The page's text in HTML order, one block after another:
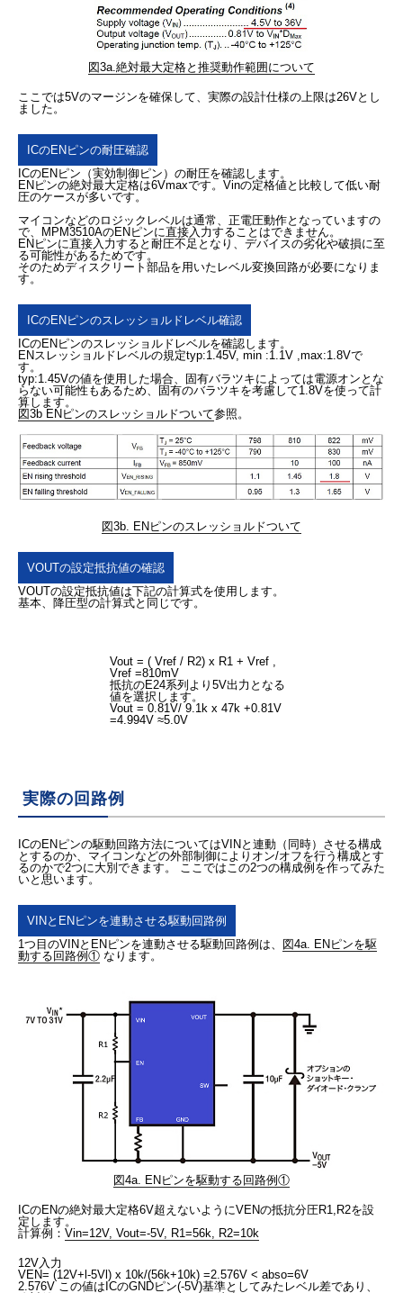
図3a.絶対最大定格と推奨動作範囲について
ここでは5Vのマージンを確保して、実際の設計仕様の上限は26Vとし
ました。
ICのENピンの耐圧確認
ICのENピン（実効制御ピン）の耐圧を確認します。
ENピンの絶対最大定格は6Vmaxです。Vinの定格値と比較して低い耐
圧のケースが多いです。
マイコンなどのロジックレベルは通常、正電圧動作となっていますの
で、MPM3510AのENピンに直接入力することはできません。
ENピンに直接入力すると耐圧不足となり、デバイスの劣化や破損に至
る可能性があるためです。
そのためディスクリート部品を用いたレベル変換回路が必要になりま
す。
ICのENピンのスレッショルドレベル確認
ICのENピンのスレッショルドレベルを確認します。
ENスレッショルドレベルの規定typ:1.45V, min :1.1V ,max:1.8Vで
す。
typ:1.45Vの値を使用した場合、固有バラツキによっては電源オンとな
らない可能性もあるため、固有のバラツキを考慮して1.8Vを使って計
算します。
図3b ENピンのスレッショルドついて参照。
図3b. ENピンのスレッショルドついて
VOUTの設定抵抗値の確認
VOUTの設定抵抗値は下記の計算式を使用します。
基本、降圧型の計算式と同じです。
Vout = ( Vref / R2) x R1 + Vref ,
Vref =810mV
抵抗のE24系列より5V出力となる
値を選択します。
Vout = 0.81V/ 9.1k x 47k +0.81V
=4.994V ≈5.0V
実際の回路例
ICのENピンの駆動回路方法についてはVINと連動（同時）させる構成
とするのか、マイコンなどの外部制御によりオン/オフを行う構成とす
るのかで2つに大別できます。 ここではこの2つの構成例を作ってみた
いと思います。
VINとENピンを連動させる駆動回路例
1つ目のVINとENピンを連動させる駆動回路例は、 図4a. ENピンを駆
動する回路例① なります。
図4a. ENピンを駆動する回路例①
ICのENの絶対最大定格6V超えないようにVENの抵抗分圧R1,R2を設
定します。
計算例： Vin=12V, Vout=-5V, R1=56k, R2=10k
12V入力
VEN= (12V+l-5Vl) x 10k/(56k+10k) =2.576V < abso=6V
2.576V この値はICのGNDピン(-5V)基準としてみたレベル差であり、